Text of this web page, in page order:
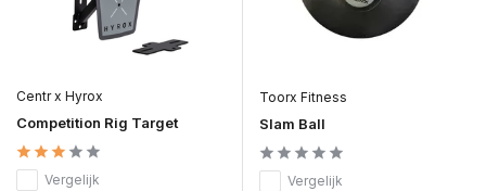
Centr x Hyrox
Competition Rig Target
Vergelijk
Toorx Fitness
Slam Ball
Vergelijk